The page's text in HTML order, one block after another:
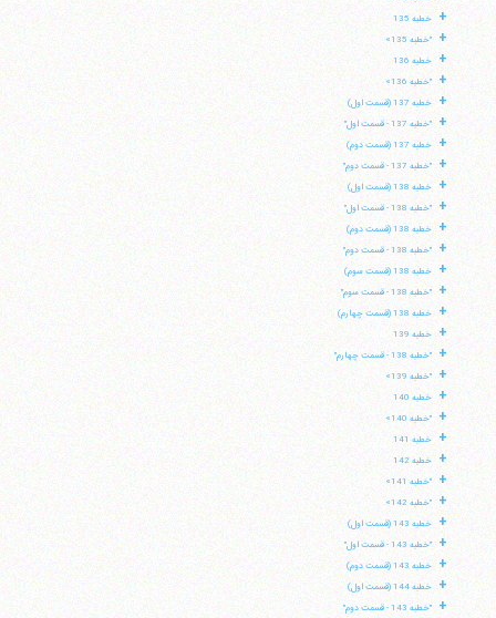
+ خطبه 135
+ "خطبه 135»
+ خطبه 136
+ "خطبه 136»
+ خطبه 137 (قسمت اول)
+ "خطبه 137 - قسمت اول"
+ خطبه 137 (قسمت دوم)
+ "خطبه 137 - قسمت دوم"
+ خطبه 138 (قسمت اول)
+ "خطبه 138 - قسمت اول"
+ خطبه 138 (قسمت دوم)
+ "خطبه 138 - قسمت دوم"
+ خطبه 138 (قسمت سوم)
+ "خطبه 138 - قسمت سوم"
+ خطبه 138 (قسمت چهارم)
+ خطبه 139
+ "خطبه 138 - قسمت چهارم"
+ "خطبه 139»
+ خطبه 140
+ "خطبه 140»
+ خطبه 141
+ خطبه 142
+ "خطبه 141»
+ "خطبه 142»
+ خطبه 143 (قسمت اول)
+ "خطبه 143 - قسمت اول"
+ خطبه 143 (قسمت دوم)
+ خطبه 144 (قسمت اول)
+ "خطبه 143 - قسمت دوم"